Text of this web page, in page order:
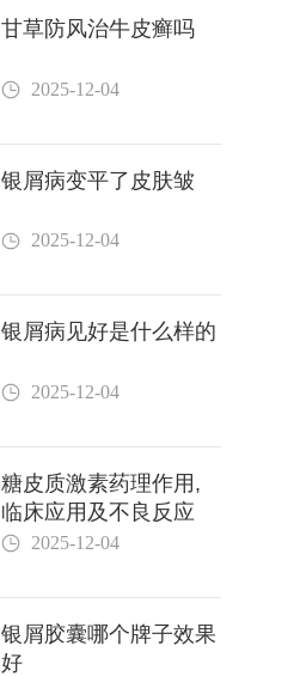
甘草防风治牛皮癣吗
2025-12-04
银屑病变平了皮肤皱
2025-12-04
银屑病见好是什么样的
2025-12-04
糖皮质激素药理作用,
临床应用及不良反应
2025-12-04
银屑胶囊哪个牌子效果
好